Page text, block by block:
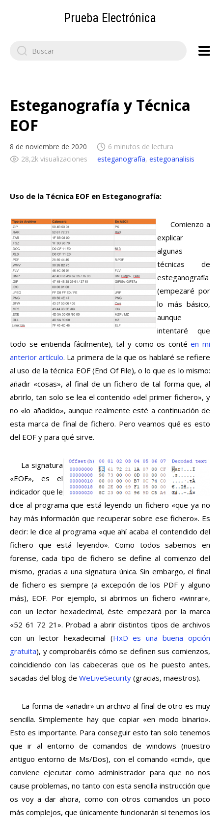
Prueba Electrónica
Search
for:
Esteganografía y Técnica
EOF
8 de noviembre de 2020
6 minutos de lectura
28,2k visualizaciones
esteganografía, estegoanalisis
Uso de la Técnica EOF en Esteganografía:
Comienzo a
explicar
algunas
técnicas de
esteganografía
(empezaré por
lo más básico,
aunque
intentaré que
todo se entienda fácilmente), tal y como os contéen mi
anterior artículo. La primera de la que os hablaré se refiere
al uso de la técnica EOF (End Of File), o lo que es lo mismo:
añadir «cosas», al final de un fichero de tal forma que, al
abrirlo, tan solo se lea el contenido «del primer fichero», y
no «lo añadido», aunque realmente esté a continuación de
esta marca de final de fichero. Pero veamos qué es esto
del EOF y para qué sirve.
La signatura
«EOF», es el
indicador que le
dice al programa que está leyendo un fichero «que ya no
hay más información que recuperar sobre ese fichero». Es
decir: le dice al programa «que ahí acaba el contendido del
fichero que está leyendo». Como todos sabemos en
forense, cada tipo de fichero se define al comienzo del
mismo, gracias a una signatura única. Sin embargo, el final
de fichero es siempre (a excepción de los PDF y alguno
más), EOF. Por ejemplo, si abrimos un fichero «winrar»,
con un lector hexadecimal, éste empezará por la marca
«52 61 72 21». Probad a abrir distintos tipos de archivos
con un lector hexadecimal (HxD es una buena opción
gratuita), y comprobaréis cómo se definen sus comienzos,
coincidiendo con las cabeceras que os he puesto antes,
sacadas del blog de WeLiveSecurity (gracias, maestros).
La forma de «añadir» un archivo al final de otro es muy
sencilla. Simplemente hay que copiar «en modo binario».
Esto es importante. Para conseguir esto tan solo tenemos
que ir al entorno de comandos de windows (nuestro
antiguo entorno de Ms/Dos), con el comando «cmd», que
conviene ejecutar como administrador para que no nos
cause problemas, no tanto con esta sencilla instrucción que
os voy a dar ahora, como con otros comandos un poco
más complejos, que únicamente funcionarán si tenemos los